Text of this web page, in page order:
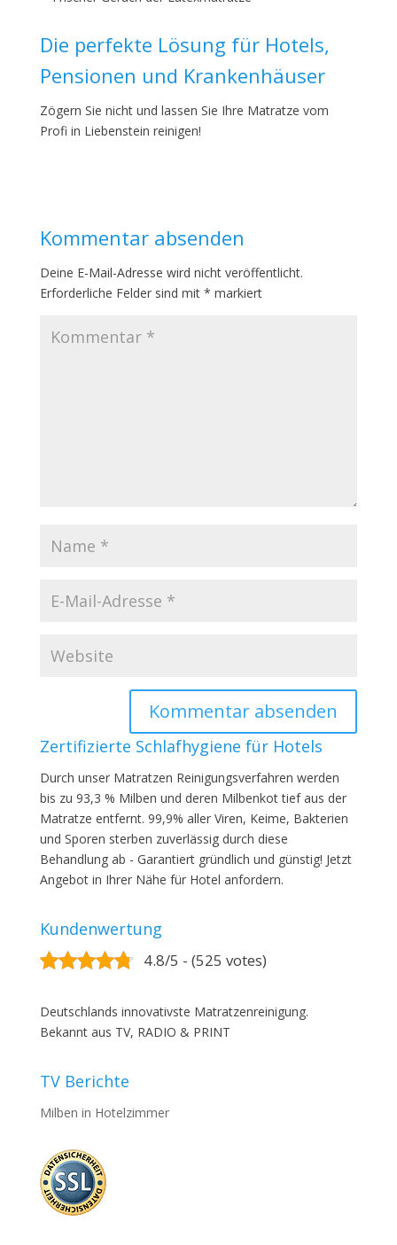
Die perfekte Lösung für Hotels,
Pensionen und Krankenhäuser
Zögern Sie nicht und lassen Sie Ihre Matratze vom
Profi in Liebenstein reinigen!
Kommentar absenden
Deine E-Mail-Adresse wird nicht veröffentlicht.
Erforderliche Felder sind mit * markiert
Zertifizierte Schlafhygiene für Hotels
Durch unser Matratzen Reinigungsverfahren werden
bis zu 93,3 % Milben und deren Milbenkot tief aus der
Matratze entfernt. 99,9% aller Viren, Keime, Bakterien
und Sporen sterben zuverlässig durch diese
Behandlung ab - Garantiert gründlich und günstig! Jetzt
Angebot in Ihrer Nähe für Hotel anfordern.
Kundenwertung
4.8/5 - (525 votes)
Deutschlands innovativste Matratzenreinigung.
Bekannt aus TV, RADIO & PRINT
TV Berichte
Milben in Hotelzimmer